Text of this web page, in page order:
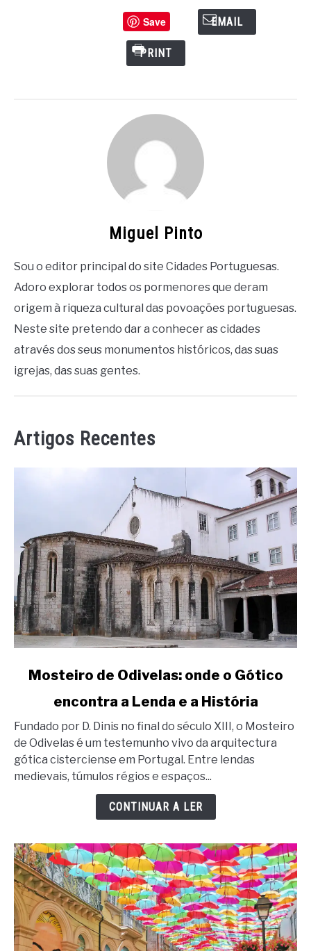
Save EMAIL
PRINT
Miguel Pinto
Sou o editor principal do site Cidades Portuguesas.
Adoro explorar todos os pormenores que deram
origem à riqueza cultural das povoações portuguesas.
Neste site pretendo dar a conhecer as cidades
através dos seus monumentos históricos, das suas
igrejas, das suas gentes.
Artigos Recentes
link
Mosteiro
de
Odivelas:
onde
o
e
a
História
Mosteiro de Odivelas: onde o Gótico
encontra a Lenda e a História
Fundado por D. Dinis no final do século XIII, o Mosteiro
de Odivelas é um testemunho vivo da arquitectura
gótica cisterciense em Portugal. Entre lendas
medievais, túmulos régios e espaços...
CONTINUAR A LER